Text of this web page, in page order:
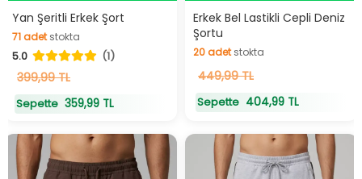
Hızlı Teslimat
Yan Şeritli Erkek Şort
71adetstokta
71adetstokta
5.0 (1)
399,99 TL
Sepette 359,99 TL
Hızlı Teslimat
Erkek Bel Lastikli Cepli Deniz
Şortu
20adetstokta
20adetstokta
449,99 TL
Sepette 404,99 TL